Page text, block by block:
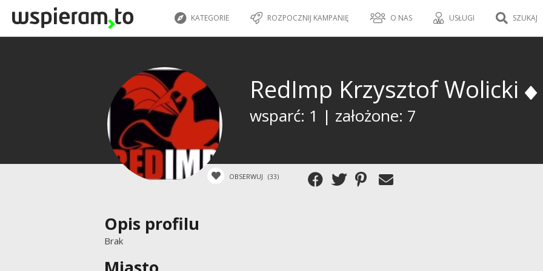
KATEGORIE ROZPOCZNIJ KAMPANIĘ O NAS USŁUGI SZUKAJ
RedImp Krzysztof Wolicki
wsparć: 1 | założone: 7
OBSERWUJ (33)
Opis profilu
Brak